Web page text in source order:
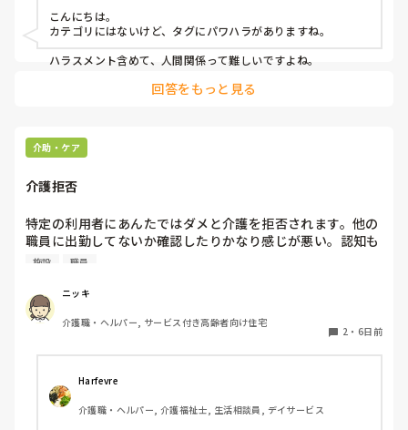
こんにちは。
カテゴリにはないけど、タグにパワハラがありますね。
ハラスメント含めて、人間関係って難しいですよね。
回答をもっと見る
介助・ケア
介護拒否
特定の利用者にあんたではダメと介護を拒否されます。他の
職員に出勤してないか確認したりかなり感じが悪い。認知も
入ってますが同じことをずっと言われます。
施設 職員
ニッキ
介護職・ヘルパー, サービス付き高齢者向け住宅
2 ・ 6日前
Harfevre
介護職・ヘルパー, 介護福祉士, 生活相談員, デイサービス